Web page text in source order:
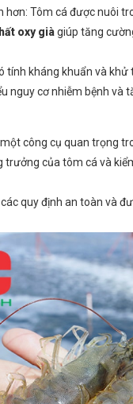
Tôm cá được nuôi
oxy giàgiúp tăng
tính kháng khuẩn và
nguy cơ nhiễm bệnh và
công cụ quan trọng
của tôm cá và
quy định an toàn và